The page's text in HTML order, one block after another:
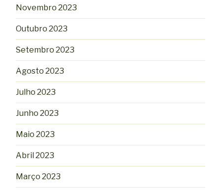
Novembro 2023
Outubro 2023
Setembro 2023
Agosto 2023
Julho 2023
Junho 2023
Maio 2023
Abril 2023
Março 2023